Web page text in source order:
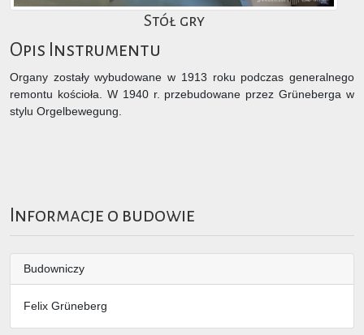
Stół gry
Opis Instrumentu
Organy zostały wybudowane w 1913 roku podczas generalnego
remontu kościoła. W 1940 r. przebudowane przez Grüneberga w
stylu Orgelbewegung.
Informacje o budowie
Budowniczy
Felix Grüneberg